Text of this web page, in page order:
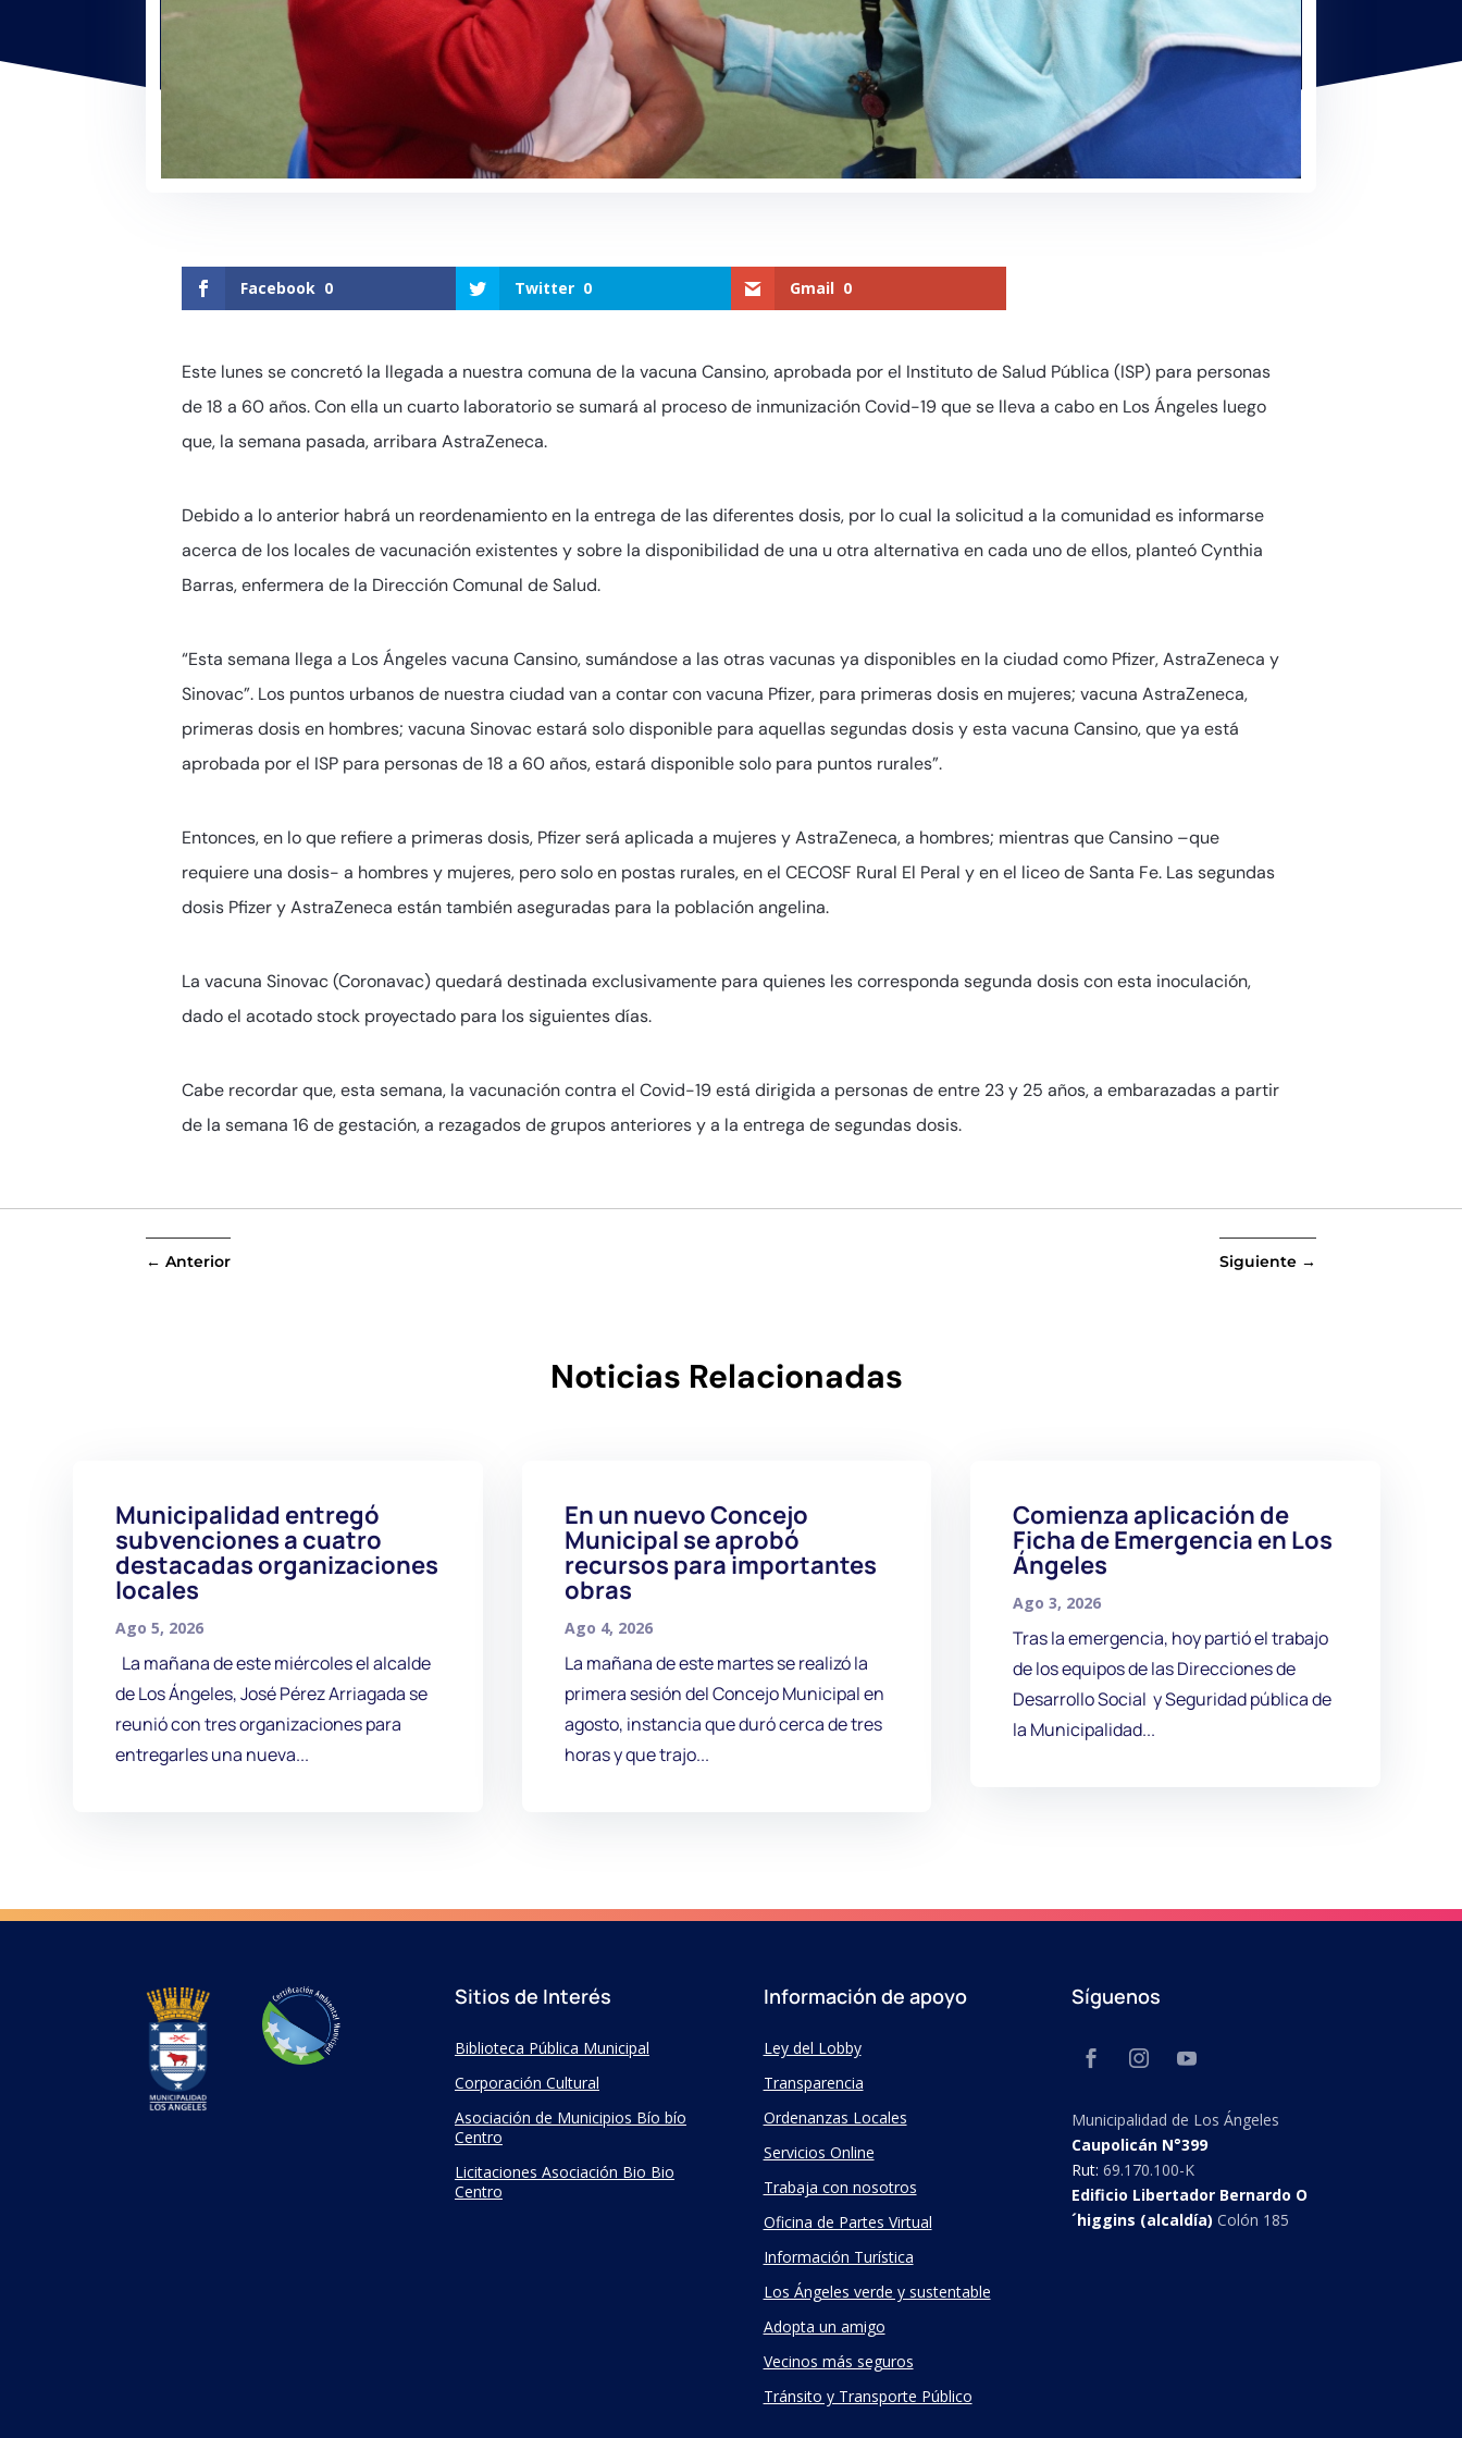
Facebook 0 Twitter 0 Gmail 0
Este lunes se concretó la llegada a nuestra comuna de la vacuna Cansino, aprobada por el Instituto de Salud Pública (ISP) para personas
de 18 a 60 años. Con ella un cuarto laboratorio se sumará al proceso de inmunización Covid-19 que se lleva a cabo en Los Ángeles luego
que, la semana pasada, arribara AstraZeneca.
Debido a lo anterior habrá un reordenamiento en la entrega de las diferentes dosis, por lo cual la solicitud a la comunidad es informarse
acerca de los locales de vacunación existentes y sobre la disponibilidad de una u otra alternativa en cada uno de ellos, planteó Cynthia
Barras, enfermera de la Dirección Comunal de Salud.
“Esta semana llega a Los Ángeles vacuna Cansino, sumándose a las otras vacunas ya disponibles en la ciudad como Pfizer, AstraZeneca y
Sinovac”. Los puntos urbanos de nuestra ciudad van a contar con vacuna Pfizer, para primeras dosis en mujeres; vacuna AstraZeneca,
primeras dosis en hombres; vacuna Sinovac estará solo disponible para aquellas segundas dosis y esta vacuna Cansino, que ya está
aprobada por el ISP para personas de 18 a 60 años, estará disponible solo para puntos rurales”.
Entonces, en lo que refiere a primeras dosis, Pfizer será aplicada a mujeres y AstraZeneca, a hombres; mientras que Cansino –que
requiere una dosis- a hombres y mujeres, pero solo en postas rurales, en el CECOSF Rural El Peral y en el liceo de Santa Fe. Las segundas
dosis Pfizer y AstraZeneca están también aseguradas para la población angelina.
La vacuna Sinovac (Coronavac) quedará destinada exclusivamente para quienes les corresponda segunda dosis con esta inoculación,
dado el acotado stock proyectado para los siguientes días.
Cabe recordar que, esta semana, la vacunación contra el Covid-19 está dirigida a personas de entre 23 y 25 años, a embarazadas a partir
de la semana 16 de gestación, a rezagados de grupos anteriores y a la entrega de segundas dosis.
←Anterior Siguiente→
Noticias Relacionadas
Municipalidad entregó
subvenciones a cuatro
destacadas organizaciones
locales
Ago 5, 2026
La mañana de este miércoles el alcalde
de Los Ángeles, José Pérez Arriagada se
reunió con tres organizaciones para
entregarles una nueva...
En un nuevo Concejo
Municipal se aprobó
recursos para importantes
obras
Ago 4, 2026
La mañana de este martes se realizó la
primera sesión del Concejo Municipal en
agosto, instancia que duró cerca de tres
horas y que trajo...
Comienza aplicación de
Ficha de Emergencia en Los
Ángeles
Ago 3, 2026
Tras la emergencia, hoy partió el trabajo
de los equipos de las Direcciones de
Desarrollo Social y Seguridad pública de
la Municipalidad...
Sitios de Interés
Biblioteca Pública Municipal
Corporación Cultural
Asociación de Municipios Bío bío
Centro
Licitaciones Asociación Bio Bio
Centro
Información de apoyo
Ley del Lobby
Transparencia
Ordenanzas Locales
Servicios Online
Trabaja con nosotros
Oficina de Partes Virtual
Información Turística
Los Ángeles verde y sustentable
Adopta un amigo
Vecinos más seguros
Tránsito y Transporte Público
Síguenos
Municipalidad de Los Ángeles
Caupolicán N°399
Rut:69.170.100-K
Edificio Libertador Bernardo O
´higgins (alcaldía)Colón 185